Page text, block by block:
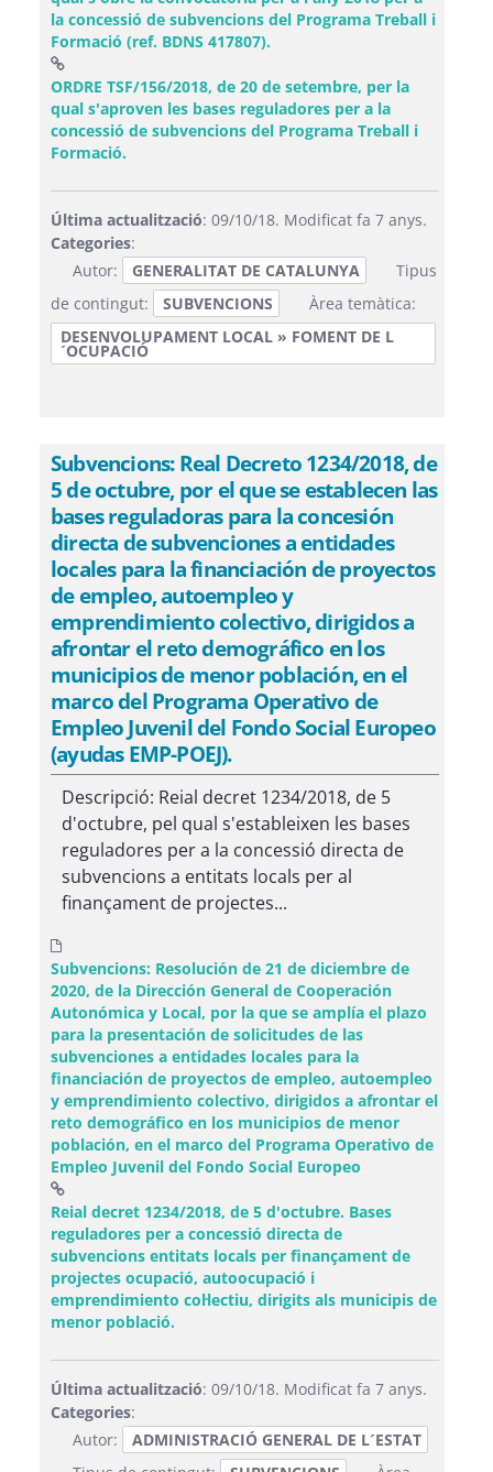
la concessió de subvencions del Programa Treball i
Formació (ref. BDNS 417807).(Obre una finestra nova)
ORDRE TSF/156/2018, de 20 de setembre, per la
qual s'aproven les bases reguladores per a la
concessió de subvencions del Programa Treball i
Formació.(Obre una finestra nova)
Última actualització: 09/10/18. Modificat fa 7 anys.
Categories:
Autor:
GENERALITAT DE CATALUNYA
Tipus
de contingut:
SUBVENCIONS
Àrea temàtica:
DESENVOLUPAMENT LOCAL » FOMENT DE L
´OCUPACIÓ
Subvencions: Real Decreto 1234/2018, de
5 de octubre, por el que se establecen las
bases reguladoras para la concesión
directa de subvenciones a entidades
locales para la financiación de proyectos
de empleo, autoempleo y
emprendimiento colectivo, dirigidos a
afrontar el reto demográfico en los
municipios de menor población, en el
marco del Programa Operativo de
Empleo Juvenil del Fondo Social Europeo
(ayudas EMP-POEJ).
Descripció: Reial decret 1234/2018, de 5
d'octubre, pel qual s'estableixen les bases
reguladores per a la concessió directa de
subvencions a entitats locals per al
finançament de projectes...
Subvencions: Resolución de 21 de diciembre de
2020, de la Dirección General de Cooperación
Autonómica y Local, por la que se amplía el plazo
para la presentación de solicitudes de las
subvenciones a entidades locales para la
financiación de proyectos de empleo, autoempleo
y emprendimiento colectivo, dirigidos a afrontar el
reto demográfico en los municipios de menor
población, en el marco del Programa Operativo de
Empleo Juvenil del Fondo Social Europeo
Reial decret 1234/2018, de 5 d'octubre. Bases
reguladores per a concessió directa de
subvencions entitats locals per finançament de
projectes ocupació, autoocupació i
emprendimiento col·lectiu, dirigits als municipis de
menor població.(Obre una finestra nova)
Última actualització: 09/10/18. Modificat fa 7 anys.
Categories:
Autor:
ADMINISTRACIÓ GENERAL DE L´ESTAT